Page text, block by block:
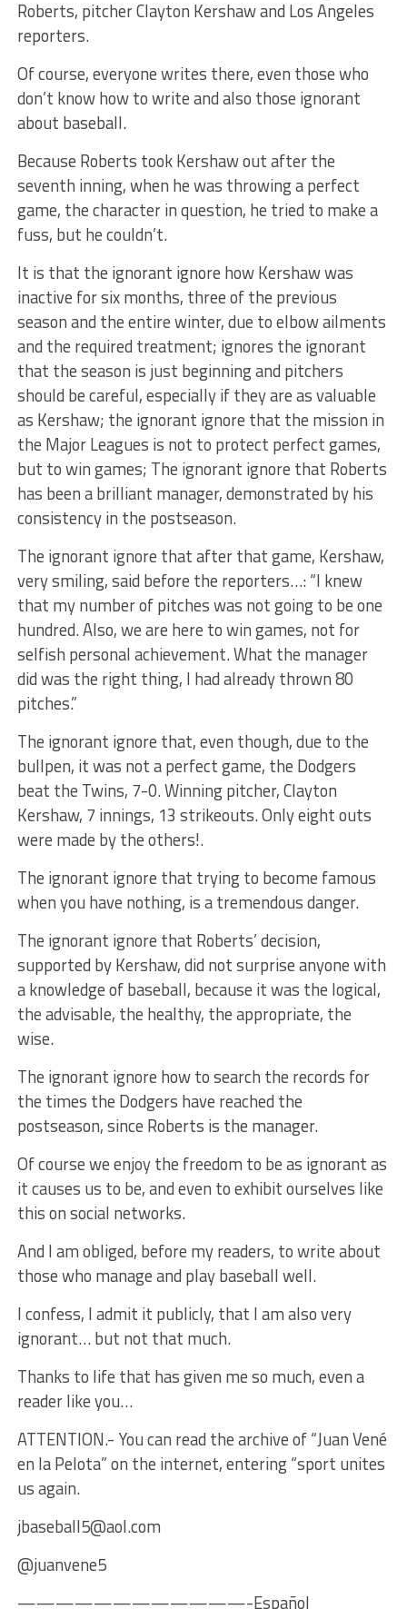
Roberts, pitcher Clayton Kershaw and Los Angeles
reporters.
Of course, everyone writes there, even those who
don’t know how to write and also those ignorant
about baseball.
Because Roberts took Kershaw out after the
seventh inning, when he was throwing a perfect
game, the character in question, he tried to make a
fuss, but he couldn’t.
It is that the ignorant ignore how Kershaw was
inactive for six months, three of the previous
season and the entire winter, due to elbow ailments
and the required treatment; ignores the ignorant
that the season is just beginning and pitchers
should be careful, especially if they are as valuable
as Kershaw; the ignorant ignore that the mission in
the Major Leagues is not to protect perfect games,
but to win games; The ignorant ignore that Roberts
has been a brilliant manager, demonstrated by his
consistency in the postseason.
The ignorant ignore that after that game, Kershaw,
very smiling, said before the reporters…: “I knew
that my number of pitches was not going to be one
hundred. Also, we are here to win games, not for
selfish personal achievement. What the manager
did was the right thing, I had already thrown 80
pitches.”
The ignorant ignore that, even though, due to the
bullpen, it was not a perfect game, the Dodgers
beat the Twins, 7-0. Winning pitcher, Clayton
Kershaw, 7 innings, 13 strikeouts. Only eight outs
were made by the others!.
The ignorant ignore that trying to become famous
when you have nothing, is a tremendous danger.
The ignorant ignore that Roberts’ decision,
supported by Kershaw, did not surprise anyone with
a knowledge of baseball, because it was the logical,
the advisable, the healthy, the appropriate, the
wise.
The ignorant ignore how to search the records for
the times the Dodgers have reached the
postseason, since Roberts is the manager.
Of course we enjoy the freedom to be as ignorant as
it causes us to be, and even to exhibit ourselves like
this on social networks.
And I am obliged, before my readers, to write about
those who manage and play baseball well.
I confess, I admit it publicly, that I am also very
ignorant… but not that much.
Thanks to life that has given me so much, even a
reader like you…
ATTENTION.- You can read the archive of “Juan Vené
en la Pelota” on the internet, entering “sport unites
us again.
jbaseball5@aol.com
@juanvene5
————————————-Español